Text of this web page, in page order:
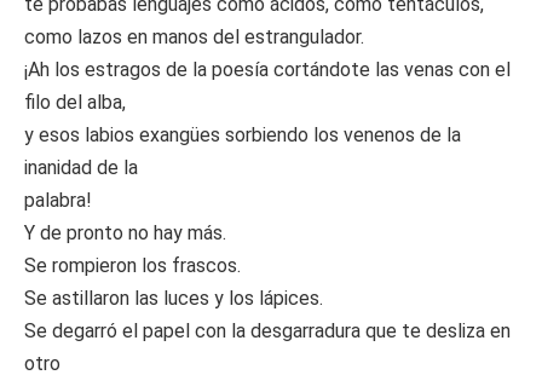
como lazos en manos del estrangulador.
¡Ah los estragos de la poesía cortándote las venas con el
filo del alba,
y esos labios exangües sorbiendo los venenos de la
inanidad de la
palabra!
Y de pronto no hay más.
Se rompieron los frascos.
Se astillaron las luces y los lápices.
Se degarró el papel con la desgarradura que te desliza en
otro